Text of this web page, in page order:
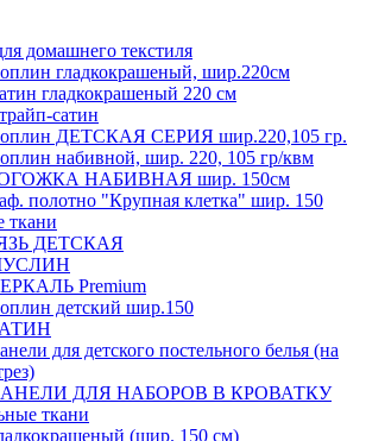
домашнего текстиля
гладкокрашеный, шир.220см
гладкокрашеный 220 см
сатин
ДЕТСКАЯ СЕРИЯ шир.220,105 гр.
набивной, шир. 220, 105 гр/квм
НАБИВНАЯ шир. 150см
полотно "Крупная клетка" шир. 150
ткани
ДЕТСКАЯ
Premium
детский шир.150
для детского постельного белья (на
ДЛЯ НАБОРОВ В КРОВАТКУ
ткани
(шир. 150 см)